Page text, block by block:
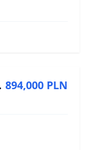
80 м² 894,000 PLN